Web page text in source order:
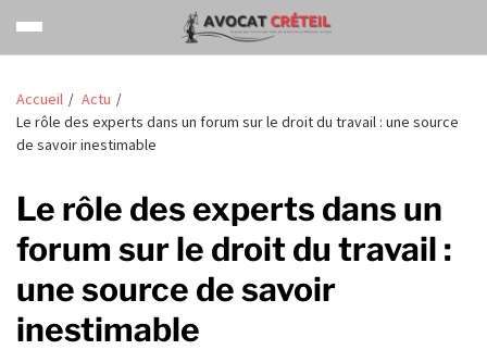
Accueil
Actu
Le rôle des experts dans un forum sur le droit du travail : une source
de savoir inestimable
Le rôle des experts dans un
forum sur le droit du travail :
une source de savoir
inestimable